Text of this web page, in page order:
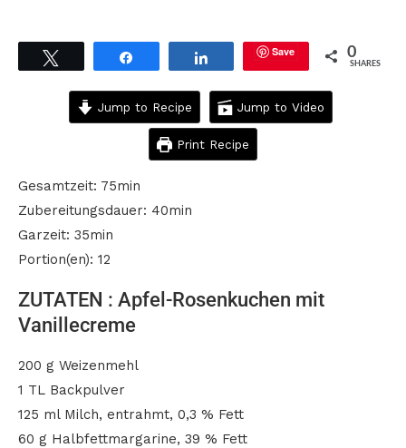
Save 0
SHARES
Jump to Recipe Jump to Video
Print Recipe
Gesamtzeit: 75min
Zubereitungsdauer: 40min
Garzeit: 35min
Portion(en): 12
ZUTATEN : Apfel-Rosenkuchen mit
Vanillecreme
200 g Weizenmehl
1 TL Backpulver
125 ml Milch, entrahmt, 0,3 % Fett
60 g Halbfettmargarine, 39 % Fett